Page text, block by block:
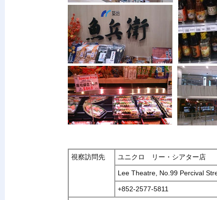
視察訪問先 ユニクロ リー・シアター店
Lee Theatre, No.99 Percival
+852-2577-5811